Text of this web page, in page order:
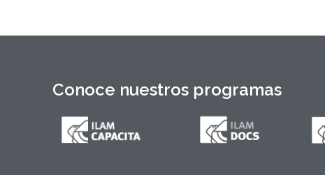
Conoce nuestros programas